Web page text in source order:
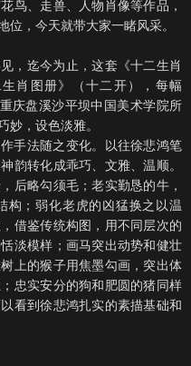
鸟、走兽、人物肖像等作品，
位，今天就带大家一睹风采。
，迄今为止，这套《十二生肖
肖图册》（十二开），每幅
庆盘溪沙平坝中国美术学院所
妙，设色淡雅。
手法随之变化。以往徐悲鸿笔
韵转化成乖巧、文雅、温顺。
后略勾须毛；老实勤恳的牛，
构；弱化老虎的凶猛换之以温
借鉴传统构图，用不同层次的
淡模样；画马突出动势和健壮
上的猴子用焦墨勾画，突出体
忠实安分的狗和肥圆的猪同样
看到徐悲鸿扎实的素描基础和